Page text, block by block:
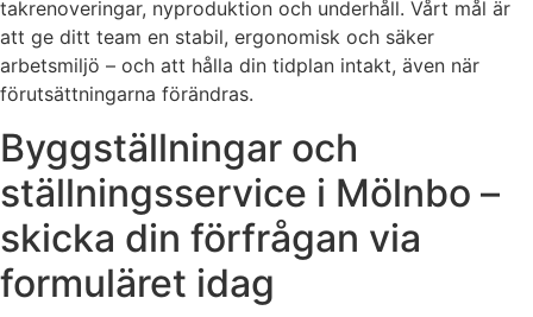
takrenoveringar, nyproduktion och underhåll. Vårt mål är
att ge ditt team en stabil, ergonomisk och säker
arbetsmiljö – och att hålla din tidplan intakt, även när
förutsättningarna förändras.
Byggställningar och
ställningsservice i Mölnbo –
skicka din förfrågan via
formuläret idag